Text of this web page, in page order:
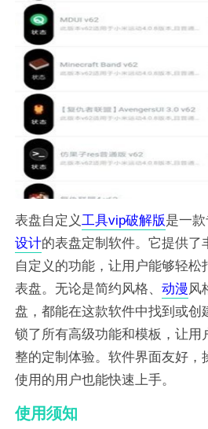
表盘自定义 工具vip破解版是一
设计的表盘定制软件。它提供了
自定义的功能，让用户能够轻松
表盘。无论是简约风格、 动漫风
盘，都能在这款软件中找到或创
锁了所有高级功能和模板，让用
整的定制体验。软件界面友好，
使用的用户也能快速上手。
使用须知